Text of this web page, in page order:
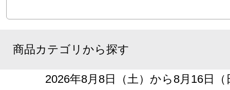
商品カテゴリから探す
2026年8月8日（土）から8月16日